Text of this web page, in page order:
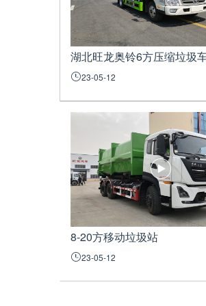
23-05-12
8-20方移动垃圾站
23-05-12